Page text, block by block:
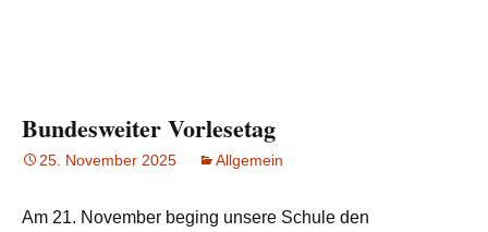
Bundesweiter Vorlesetag
25. November 2025 Allgemein
Am 21. November beging unsere Schule den